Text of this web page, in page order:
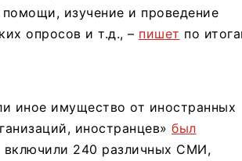
изучение и проведение
опросов и т.д., – пишет по
иное имущество от иностранных
иностранцев» был
включили 240 различных СМИ,